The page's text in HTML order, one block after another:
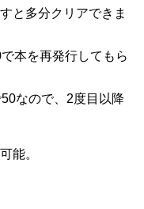
と多分クリアできま
本を再発行してもら
なので、2度目以降
能。